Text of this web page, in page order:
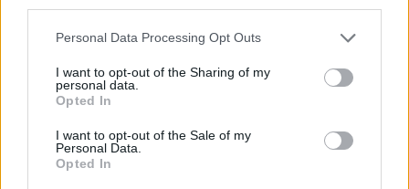
Personal Data Processing Opt Outs
I want to opt-out of the Sharing of my
personal data.
Opted In
I want to opt-out of the Sale of my
Personal Data.
Opted In
αερίων…